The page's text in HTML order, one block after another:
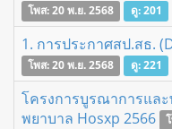
โพส: 20 พ.ย. 2568 ดู: 201
1. การประกาศสป.สธ.
โพส: 20 พ.ย. 2568 ดู: 221
โครงการบูรณาการแล
พยาบาล Hosxp 2566